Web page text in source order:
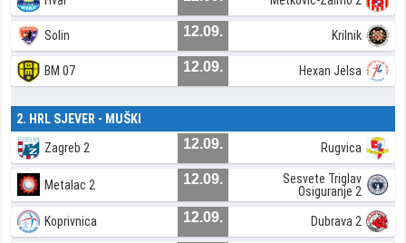
Solin 12.09. Krilnik
BM 07 12.09. Hexan Jelsa
2. HRL SJEVER - MUŠKI
Zagreb 2 12.09. Rugvica
Metalac 2 12.09.
Sesvete Triglav
Osiguranje 2
Koprivnica 12.09. Dubrava 2